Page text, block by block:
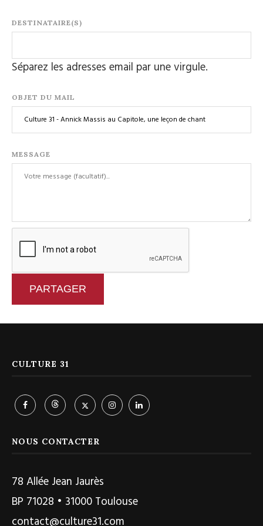
DESTINATAIRE(S)
Séparez les adresses email par une virgule.
OBJET DU MAIL
MESSAGE
PARTAGER
CULTURE 31
NOUS CONTACTER
78 Allée Jean Jaurès
BP 71028 • 31000 Toulouse
contact@culture31.com